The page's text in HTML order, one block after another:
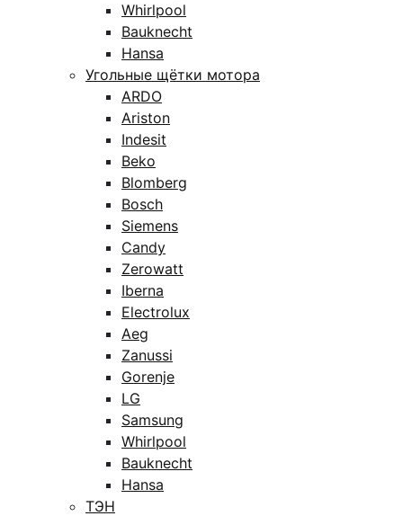
Whirlpool
Bauknecht
Hansa
Угольные щётки мотора
ARDO
Ariston
Indesit
Beko
Blomberg
Bosch
Siemens
Candy
Zerowatt
Iberna
Electrolux
Aeg
Zanussi
Gorenje
LG
Samsung
Whirlpool
Bauknecht
Hansa
ТЭН